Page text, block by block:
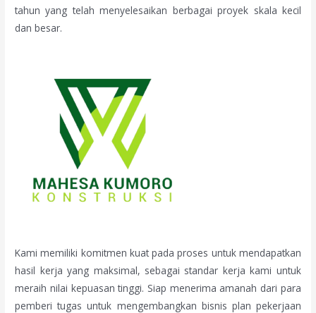
tahun yang telah menyelesaikan berbagai proyek skala kecil
dan besar.
Kami memiliki komitmen kuat pada proses untuk mendapatkan
hasil kerja yang maksimal, sebagai standar kerja kami untuk
meraih nilai kepuasan tinggi. Siap menerima amanah dari para
pemberi tugas untuk mengembangkan bisnis plan pekerjaan